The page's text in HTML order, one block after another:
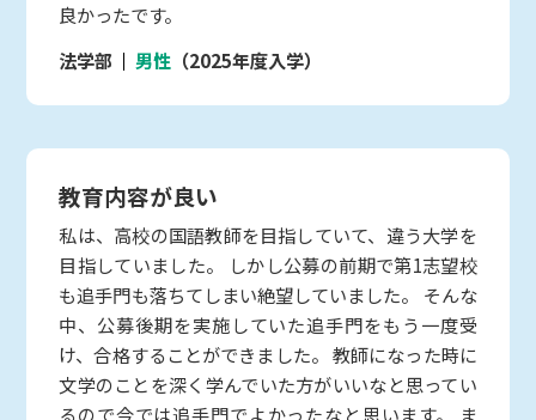
良かったです。
法学部
男性 （2025年度入学）
教育内容が良い
私は、高校の国語教師を目指していて、違う大学を
目指していました。 しかし公募の前期で第1志望校
も追手門も落ちてしまい絶望していました。 そんな
中、公募後期を実施していた追手門をもう一度受
け、合格することができました。 教師になった時に
文学のことを深く学んでいた方がいいなと思ってい
るので今では追手門でよかったなと思います。 ま